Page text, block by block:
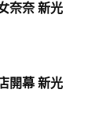
奈奈 新光
開幕 新光